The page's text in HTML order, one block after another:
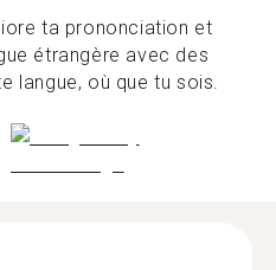
ta prononciation et
étrangère avec des
langue, où que tu sois.